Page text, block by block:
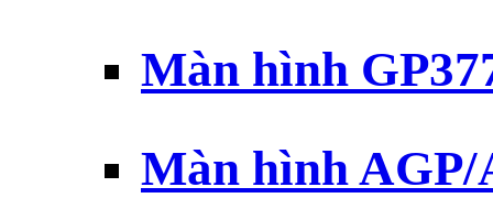
Màn hình
Màn hình AGP/